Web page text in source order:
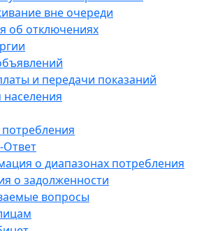
вне очереди
об отключениях
и передачи показаний
Ответ
о диапазонах потребления
о задолженности
вопросы